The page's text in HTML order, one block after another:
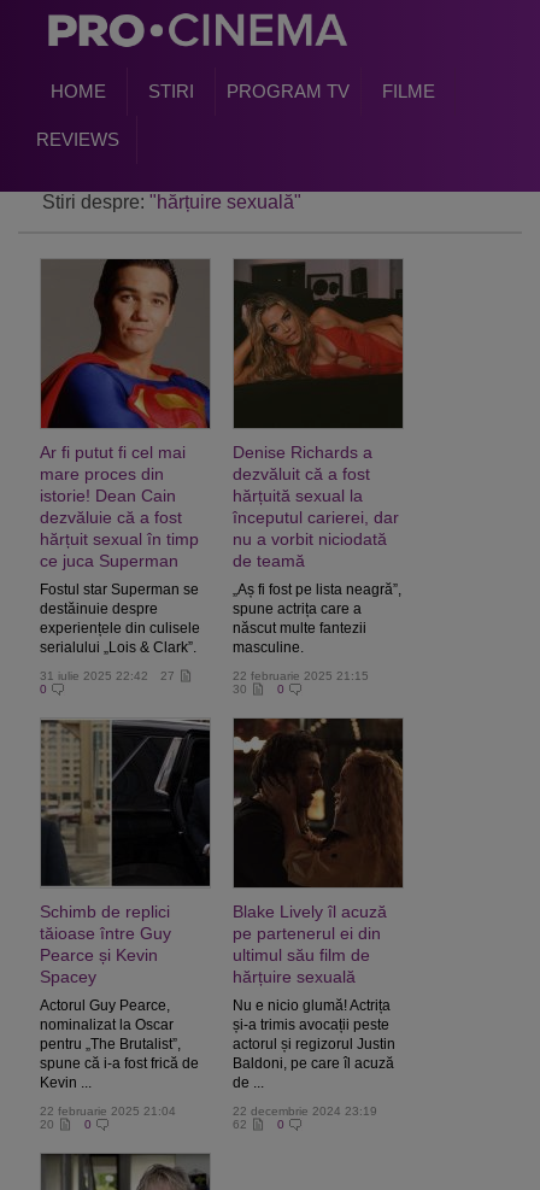
HOME STIRI PROGRAM TV FILME
REVIEWS
Stiri despre: "hărțuire sexuală"
Ar fi putut fi cel mai
mare proces din
istorie! Dean Cain
dezvăluie că a fost
hărțuit sexual în timp
ce juca Superman
Fostul star Superman se
destăinuie despre
experiențele din culisele
serialului „Lois & Clark”.
31 iulie 2025 22:42
27
0
Denise Richards a
dezvăluit că a fost
hărțuită sexual la
începutul carierei, dar
nu a vorbit niciodată
de teamă
„Aș fi fost pe lista neagră”,
spune actrița care a
născut multe fantezii
masculine.
22 februarie 2025 21:15
30
0
Schimb de replici
tăioase între Guy
Pearce și Kevin
Spacey
Actorul Guy Pearce,
nominalizat la Oscar
pentru „The Brutalist”,
spune că i-a fost frică de
Kevin ...
22 februarie 2025 21:04
20
0
Blake Lively îl acuză
pe partenerul ei din
ultimul său film de
hărțuire sexuală
Nu e nicio glumă! Actrița
și-a trimis avocații peste
actorul și regizorul Justin
Baldoni, pe care îl acuză
de ...
22 decembrie 2024 23:19
62
0